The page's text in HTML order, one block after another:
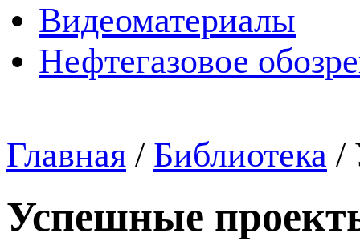
Видеоматериалы
Нефтегазовое
Главная / Библиотека /
Успешные